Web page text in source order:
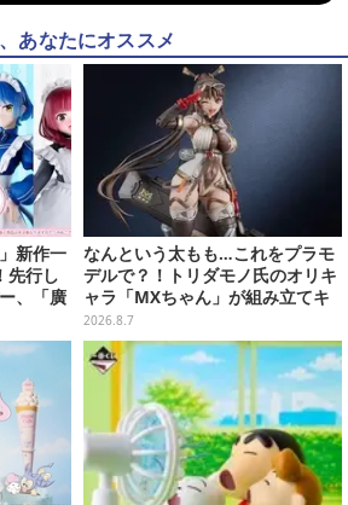
あなたにオススメ
新作一
先行し
、「廣
ィギュ
なんという太もも…これをプラモ
デルで？！トリダモノ氏のオリキ
ャラ「MXちゃん」が組み立てキ
ット化―持ってるケースはレール
ガンに変形
2026.8.7